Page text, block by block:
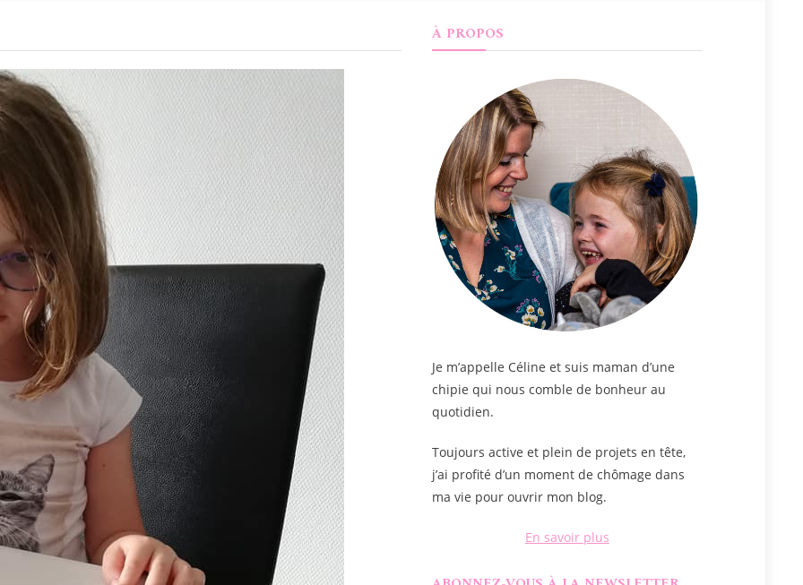
À PROPOS
Je m’appelle Céline et suis maman d’une
chipie qui nous comble de bonheur au
quotidien.
Toujours active et plein de projets en tête,
j’ai profité d’un moment de chômage dans
ma vie pour ouvrir mon blog.
En savoir plus